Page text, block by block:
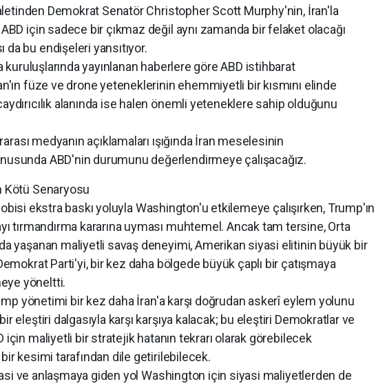
Demokrat Senatör Christopher Scott Murphy'nin, İran'la
ABD için sadece bir çıkmaz değil aynı zamanda bir felaket olacağı
da bu endişeleri yansıtıyor.
yayınlanan haberlere göre ABD istihbarat
füze ve drone yeteneklerinin ehemmiyetli bir kısmını elinde
alanında ise halen önemli yeteneklere sahip olduğunu
medyanın açıklamaları ışığında İran meselesinin
ABD'nin durumunu değerlendirmeye çalışacağız.
Kötü Senaryosu
ekstra baskı yoluyla Washington'u etkilemeye çalışırken, Trump'ın
tırmandırma kararına uyması muhtemel. Ancak tam tersine, Orta
yaşanan maliyetli savaş deneyimi, Amerikan siyasi elitinin büyük bir
Parti'yi, bir kez daha bölgede büyük çaplı bir çatışmaya
yöneltti.
yönetimi bir kez daha İran'a karşı doğrudan askerî eylem yolunu
eleştiri dalgasıyla karşı karşıya kalacak; bu eleştiri Demokratlar ve
için maliyetli bir stratejik hatanın tekrarı olarak görebilecek
bir kesimi tarafından dile getirilebilecek.
anlaşmaya giden yol Washington için siyasi maliyetlerden de